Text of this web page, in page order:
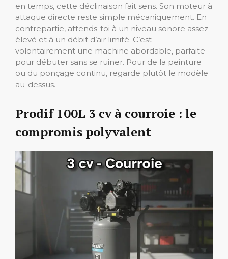
en temps, cette déclinaison fait sens. Son moteur à
attaque directe reste simple mécaniquement. En
contrepartie, attends-toi à un niveau sonore assez
élevé et à un débit d’air limité. C’est
volontairement une machine abordable, parfaite
pour débuter sans se ruiner. Pour de la peinture
ou du ponçage continu, regarde plutôt le modèle
au-dessus.
Prodif 100L 3 cv à courroie : le
compromis polyvalent